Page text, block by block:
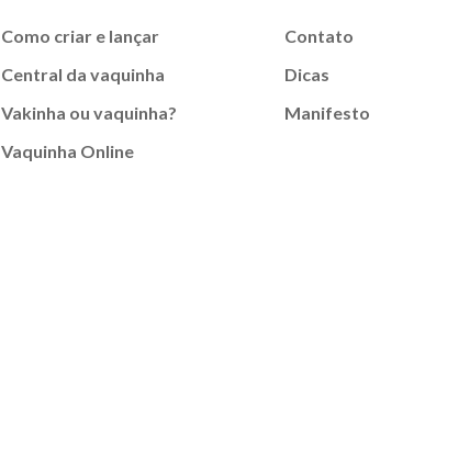
Como criar e lançar
Central da vaquinha
Vakinha ou vaquinha?
Vaquinha Online
Contato
Dicas
Manifesto